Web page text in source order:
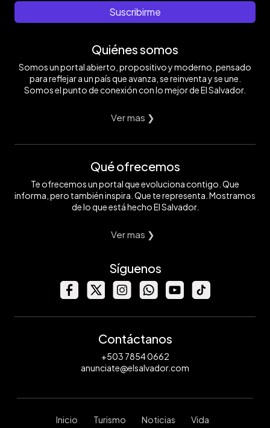
Suscribirme
Quiénes somos
Somos un portal abierto, propositivo y moderno, pensado
para reflejar a un país que avanza, se reinventa y se une.
Somos el punto de conexión con lo mejor de El Salvador.
Ver mas ❯
Qué ofrecemos
Te ofrecemos un portal que evoluciona contigo. Que
informa, pero también inspira. Que te representa. Mostramos
de lo que está hecho El Salvador.
Ver mas ❯
Síguenos
Contáctanos
+503 7854 0662
anunciate@elsalvador.com
Inicio Turismo Noticias Vida